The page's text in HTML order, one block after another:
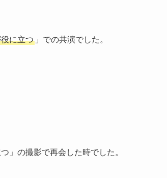
に立つ 」での共演でした。
」の撮影で再会した時でした。